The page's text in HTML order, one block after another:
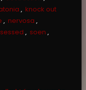
, knock out
, nervosa ,
, soen ,